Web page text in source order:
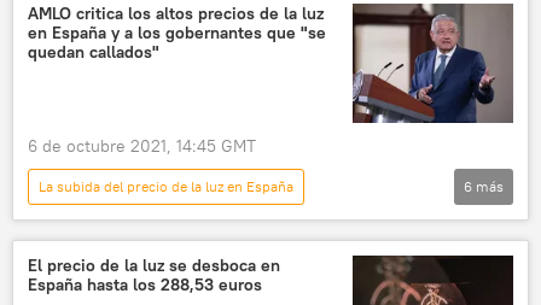
AMLO critica los altos precios de la luz
en España y a los gobernantes que "se
quedan callados"
6 de octubre 2021, 14:45 GMT
La subida del precio de la luz en España
América Latina
Gobierno de México
Andrés Manuel López Obrador
electricidad
luz
México
6 más
El precio de la luz se desboca en
España hasta los 288,53 euros